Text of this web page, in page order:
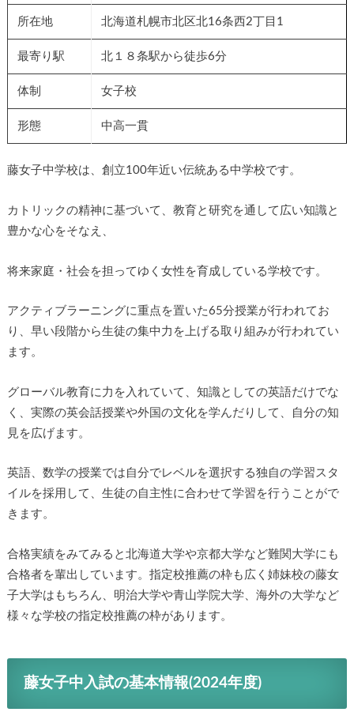
所在地 北海道札幌市北区北16条西2丁目1
最寄り駅 北１８条駅から徒歩6分
体制 女子校
形態 中高一貫
藤女子中学校は、創立100年近い伝統ある中学校です。
カトリックの精神に基づいて、教育と研究を通して広い知識と
豊かな心をそなえ、
将来家庭・社会を担ってゆく女性を育成している学校です。
アクティブラーニングに重点を置いた65分授業が行われてお
り、早い段階から生徒の集中力を上げる取り組みが行われてい
ます。
グローバル教育に力を入れていて、知識としての英語だけでな
く、実際の英会話授業や外国の文化を学んだりして、自分の知
見を広げます。
英語、数学の授業では自分でレベルを選択する独自の学習スタ
イルを採用して、生徒の自主性に合わせて学習を行うことがで
きます。
合格実績をみてみると北海道大学や京都大学など難関大学にも
合格者を輩出しています。指定校推薦の枠も広く姉妹校の藤女
子大学はもちろん、明治大学や青山学院大学、海外の大学など
様々な学校の指定校推薦の枠があります。
藤女子中入試の基本情報(2024年度)